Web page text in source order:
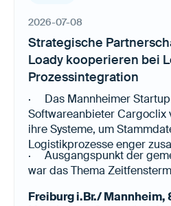
2026-07-08
Strategische
Loady kooperieren bei
Prozessintegration
· Das Mannheimer
Softwareanbieter Cargoclix
ihre Systeme, um
Logistikprozesse enger
· Ausgangspunkt der
war das Thema
Freiburg i.Br./ Mannheim,